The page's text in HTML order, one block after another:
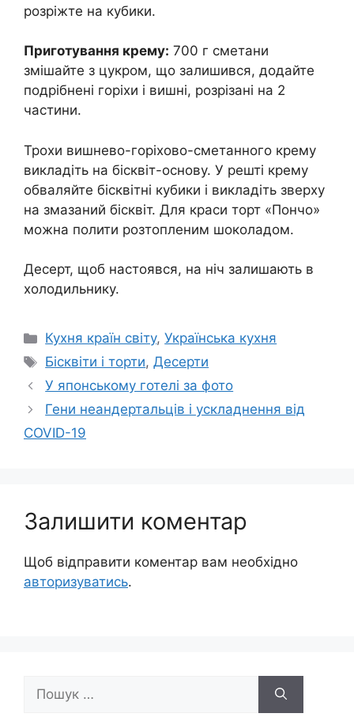
розріжте на кубики.
Приготування крему: 700 г сметани
змішайте з цукром, що залишився, додайте
подрібнені горіхи і вишні, розрізані на 2
частини.
Трохи вишнево-горіхово-сметанного крему
викладіть на бісквіт-основу. У решті крему
обваляйте бісквітні кубики і викладіть зверху
на змазаний бісквіт. Для краси торт «Пончо»
можна полити розтопленим шоколадом.
Десерт, щоб настоявся, на ніч залишають в
холодильнику.
Категорії
Кухня країн світу,Українська кухня
Позначки
Бісквіти і торти,Десерти
У японському готелі за фото
Гени неандертальців і ускладнення від
COVID-19
Залишити коментар
Щоб відправити коментар вам необхідно
авторизуватись.